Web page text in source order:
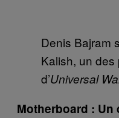
Denis Bajram
Kalish, un
d’Universal
Motherboard :